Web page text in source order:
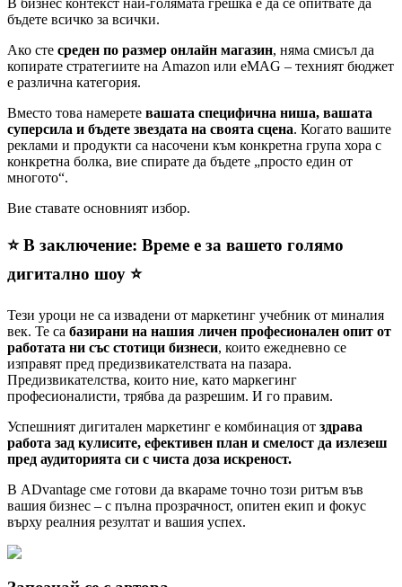
бъдете всичко за всички.
Ако сте среден по размер онлайн магазин, няма смисъл да
копирате стратегиите на Amazon или eMAG – техният бюджет
е различна категория.
Вместо това намерете вашата специфична ниша, вашата
суперсила и бъдете звездата на своята сцена. Когато вашите
реклами и продукти са насочени към конкретна група хора с
конкретна болка, вие спирате да бъдете „просто един от
многото“.
Вие ставате основният избор.
⭐️ В заключение: Време е за вашето голямо
дигитално шоу ⭐️
Тези уроци не са извадени от маркетинг учебник от миналия
век. Те са базирани на нашия личен професионален опит от
работата ни със стотици бизнеси, които ежедневно се
изправят пред предизвикателствата на пазара.
Предизвикателства, които ние, като маркегинг
професионалисти, трябва да разрешим. И го правим.
Успешният дигитален маркетинг е комбинация от здрава
работа зад кулисите, ефективен план и смелост да излезеш
пред аудиторията си с чиста доза искреност.
В ADvantage сме готови да вкараме точно този ритъм във
вашия бизнес – с пълна прозрачност, опитен екип и фокус
върху реалния резултат и вашия успех.